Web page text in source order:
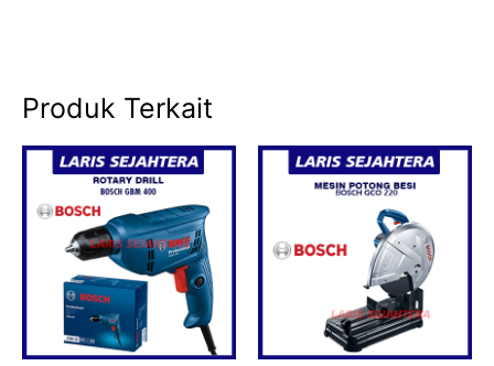
Produk Terkait